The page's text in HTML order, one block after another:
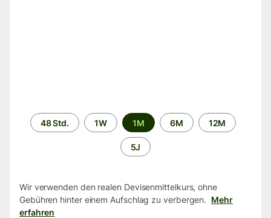
Zeitraum
48 Std. 1W 1M 6M 12M
5J
Wir verwenden den realen Devisenmittelkurs, ohne
Gebühren hinter einem Aufschlag zu verbergen. Mehr
erfahren